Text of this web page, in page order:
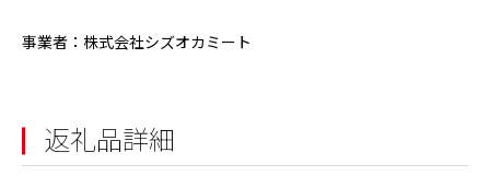
事業者：株式会社シズオカミート
返礼品詳細